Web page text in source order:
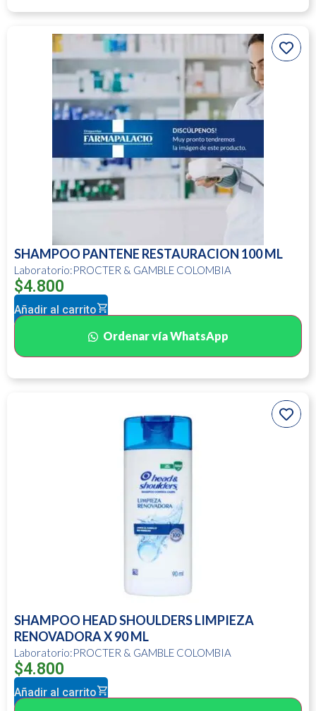
SHAMPOO PANTENE RESTAURACION 100 ML
Laboratorio:PROCTER & GAMBLE COLOMBIA
$4.800
Añadir al carrito
Ordenar vía WhatsApp
SHAMPOO HEAD SHOULDERS LIMPIEZA
RENOVADORA X 90 ML
Laboratorio:PROCTER & GAMBLE COLOMBIA
$4.800
Añadir al carrito